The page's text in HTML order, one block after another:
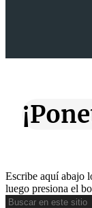
Escribe aquí abajo
luego presiona el
Buscar